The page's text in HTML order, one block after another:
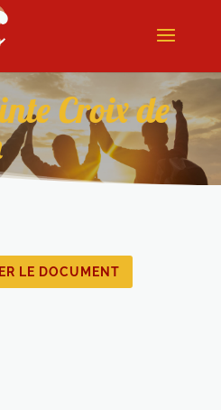
Croix de
LE DOCUMENT